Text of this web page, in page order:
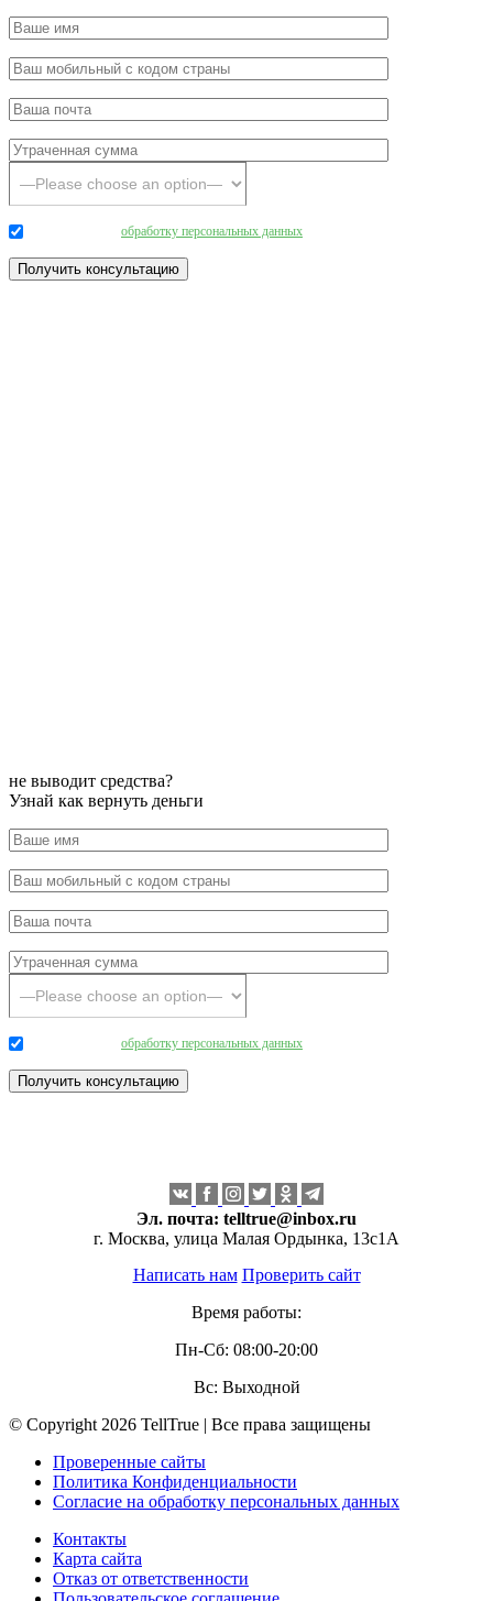
обработку персональных данных
не выводит средства?
Узнай как вернуть деньги
обработку персональных данных
Эл. почта: telltrue@inbox.ru
г. Москва, улица Малая Ордынка, 13с1А
Написать нам Проверить сайт
Время работы:
Пн-Сб: 08:00-20:00
Вс: Выходной
© Copyright 2026 TellTrue | Все права защищены
Проверенные сайты
Политика Конфиденциальности
Согласие на обработку персональных данных
Контакты
Карта сайта
Отказ от ответственности